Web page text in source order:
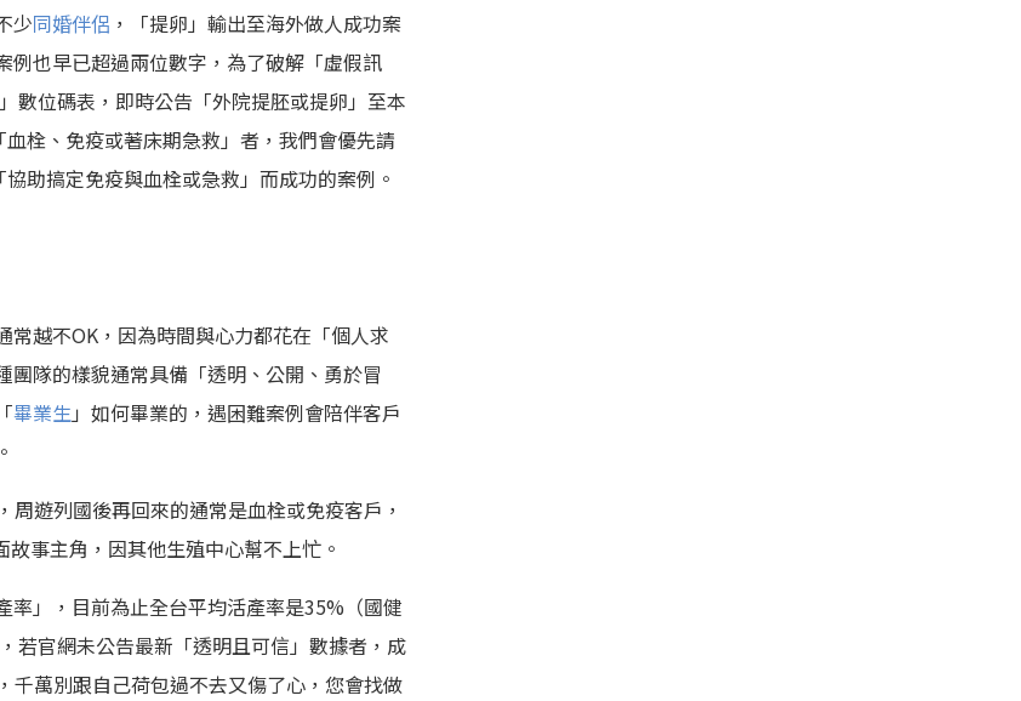
少同婚伴侶 ，「提卵」輸出至海外做人成功案
也早已超過兩位數字，為了破解「虛假訊
」數位碼表，即時公告「外院提胚或提卵」至本
栓、免疫或著床期急救」者，我們會優先請
助搞定免疫與血栓或急救」而成功的案例。
越不OK，因為時間與心力都花在「個人求
隊的樣貌通常具備「透明、公開、勇於冒
畢業生」如何畢業的，遇困難案例會陪伴客戶
遊列國後再回來的通常是血栓或免疫客戶，
事主角，因其他生殖中心幫不上忙。
」，目前為止全台平均活產率是35%（國健
若官網未公告最新「透明且可信」數據者，成
萬別跟自己荷包過不去又傷了心，您會找做